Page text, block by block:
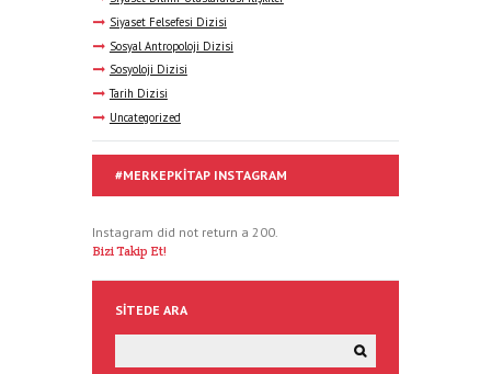
Siyaset Felsefesi Dizisi
Sosyal Antropoloji Dizisi
Sosyoloji Dizisi
Tarih Dizisi
Uncategorized
#MERKEPKITAP INSTAGRAM
Instagram did not return a 200.
Bizi Takip Et!
SITEDE ARA